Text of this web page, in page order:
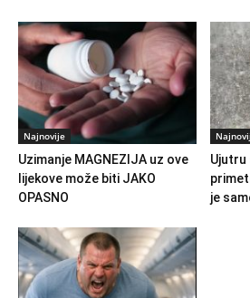
Najnovije
Uzimanje MAGNEZIJA uz ove
lijekove može biti JAKO
OPASNO
Ujutru
je